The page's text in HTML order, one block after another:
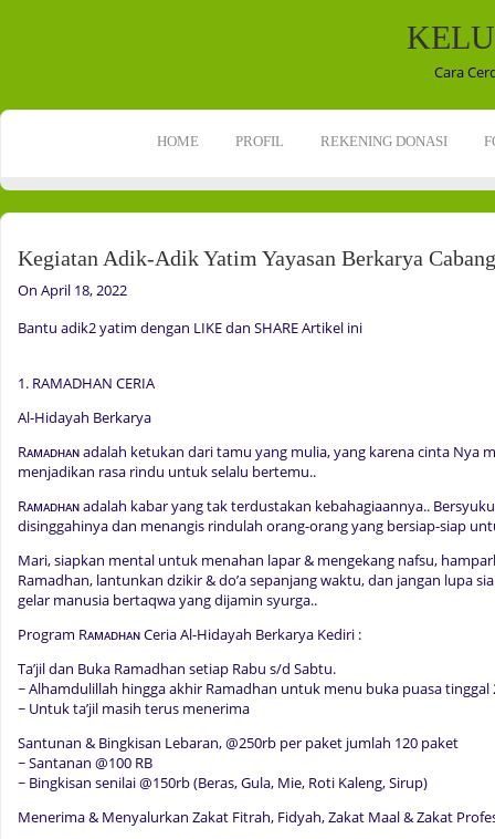
Cara
HOME PROFIL REKENING DONASI
Kegiatan Adik-Adik Yatim Yayasan Berkarya
On April 18, 2022
Bantu adik2 yatim dengan LIKE dan SHARE Artikel ini
1. RAMADHAN CERIA
Al-Hidayah Berkarya
Rᴀᴍᴀᴅʜᴀɴ adalah ketukan dari tamu yang mulia, yang karena cinta Nya
menjadikan rasa rindu untuk selalu bertemu..
Rᴀᴍᴀᴅʜᴀɴ adalah kabar yang tak terdustakan kebahagiaannya..
disinggahinya dan menangis rindulah orang-orang yang bersiap-siap
Mari, siapkan mental untuk menahan lapar & mengekang nafsu,
Ramadhan, lantunkan dzikir & do’a sepanjang waktu, dan jangan lupa
gelar manusia bertaqwa yang dijamin syurga..
Program Rᴀᴍᴀᴅʜᴀɴ Ceria Al-Hidayah Berkarya Kediri :
Ta’jil dan Buka Ramadhan setiap Rabu s/d Sabtu.
~ Alhamdulillah hingga akhir Ramadhan untuk menu buka puasa tinggal
~ Untuk ta’jil masih terus menerima
Santunan & Bingkisan Lebaran, @250rb per paket jumlah 120 paket
~ Santanan @100 RB
~ Bingkisan senilai @150rb (Beras, Gula, Mie, Roti Kaleng, Sirup)
Menerima & Menyalurkan Zakat Fitrah, Fidyah, Zakat Maal & Zakat